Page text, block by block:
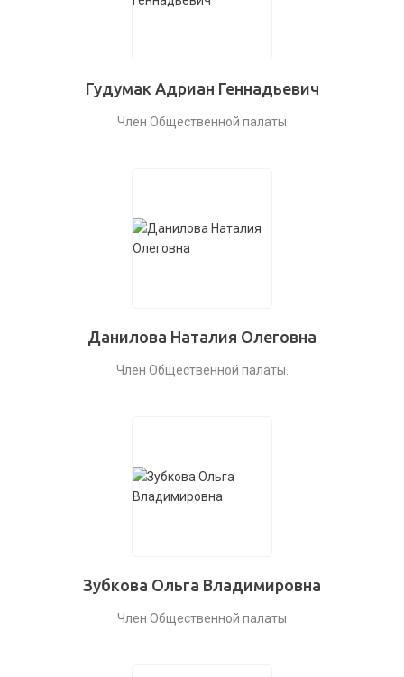
Гудумак Адриан Геннадьевич
Член Общественной палаты
Данилова Наталия Олеговна
Член Общественной палаты.
Зубкова Ольга Владимировна
Член Общественной палаты